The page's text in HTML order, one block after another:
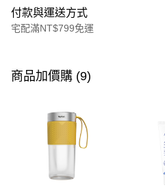
付款與運送方式
宅配滿NT$799免運
信用卡一次付款
3 期 0 利率 每期
合作金庫商業銀行
華南商業銀行
上海商業儲蓄銀行
6 期 0 利率 每期
合作金庫商業銀行
華南商業銀行
商品加價購 (9)